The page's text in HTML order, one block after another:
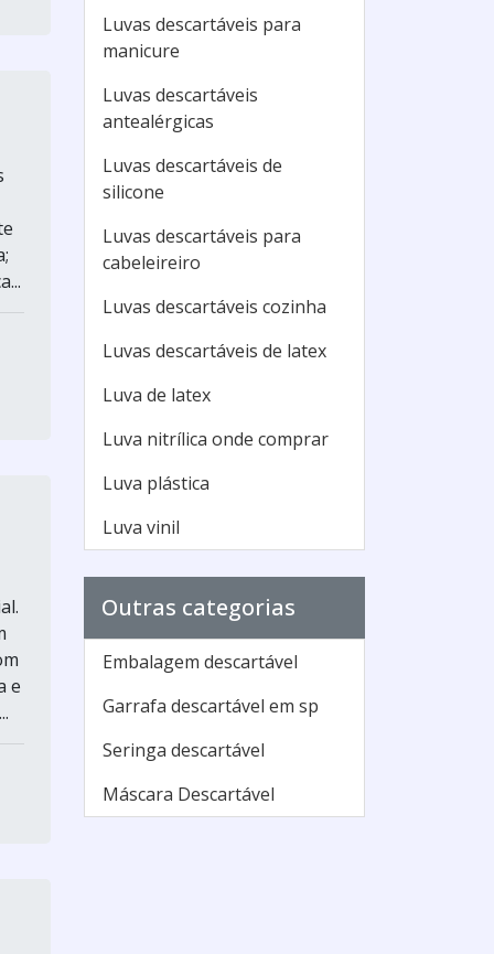
e
Luvas descartáveis para
manicure
Luvas descartáveis
antealérgicas
Luvas descartáveis de
silicone
Luvas descartáveis para
cabeleireiro
Luvas descartáveis cozinha
Luvas descartáveis de latex
Luva de latex
Luva nitrílica onde comprar
Luva plástica
Luva vinil
Outras categorias
Embalagem descartável
Garrafa descartável em sp
Seringa descartável
Máscara Descartável